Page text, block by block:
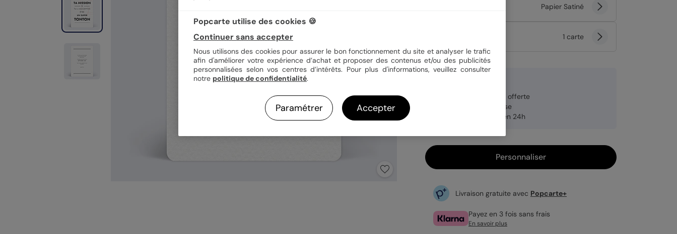
Papier Satiné
1 carte
Enveloppe blanche offerte
Fabrication française
Expédition rapide en 24h
Personnaliser
Livraison gratuite avec Popcarte+
Payez en 3 fois sans frais
En savoir plus
Popcarte utilise des cookies 🍪
Continuer sans accepter
Nous utilisons des cookies pour assurer le bon fonctionnement du site et analyser le trafic
afin d'améliorer votre expérience d’achat et proposer des contenus et/ou des publicités
personnalisées selon vos centres d’intérêts. Pour plus d'informations, veuillez consulter
notre politique de confidentialité.
Paramétrer Accepter